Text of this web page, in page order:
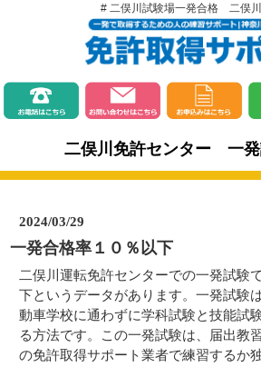
# 二俣川試験場一発合格 二俣
二俣川免許センター 一
2024/03/29
一発合格率１０％以下
二俣川運転免許センターでの一発試験
下というデータがあります。一発試験
動車学校に通わずに学科試験と技能試
る方法です。この一発試験は、届出教
の免許取得サポート業者で練習するか